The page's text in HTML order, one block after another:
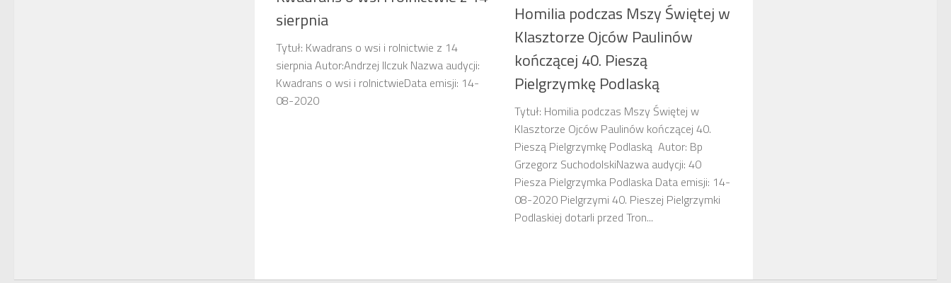
sierpnia
Tytuł: Kwadrans o wsi i rolnictwie z 14
sierpnia Autor:Andrzej Ilczuk Nazwa audycji:
Kwadrans o wsi i rolnictwieData emisji: 14-
08-2020
Homilia podczas Mszy Świętej w
Klasztorze Ojców Paulinów
kończącej 40. Pieszą
Pielgrzymkę Podlaską
Tytuł: Homilia podczas Mszy Świętej w
Klasztorze Ojców Paulinów kończącej 40.
Pieszą Pielgrzymkę Podlaską Autor: Bp
Grzegorz SuchodolskiNazwa audycji: 40
Piesza Pielgrzymka Podlaska Data emisji: 14-
08-2020 Pielgrzymi 40. Pieszej Pielgrzymki
Podlaskiej dotarli przed Tron...